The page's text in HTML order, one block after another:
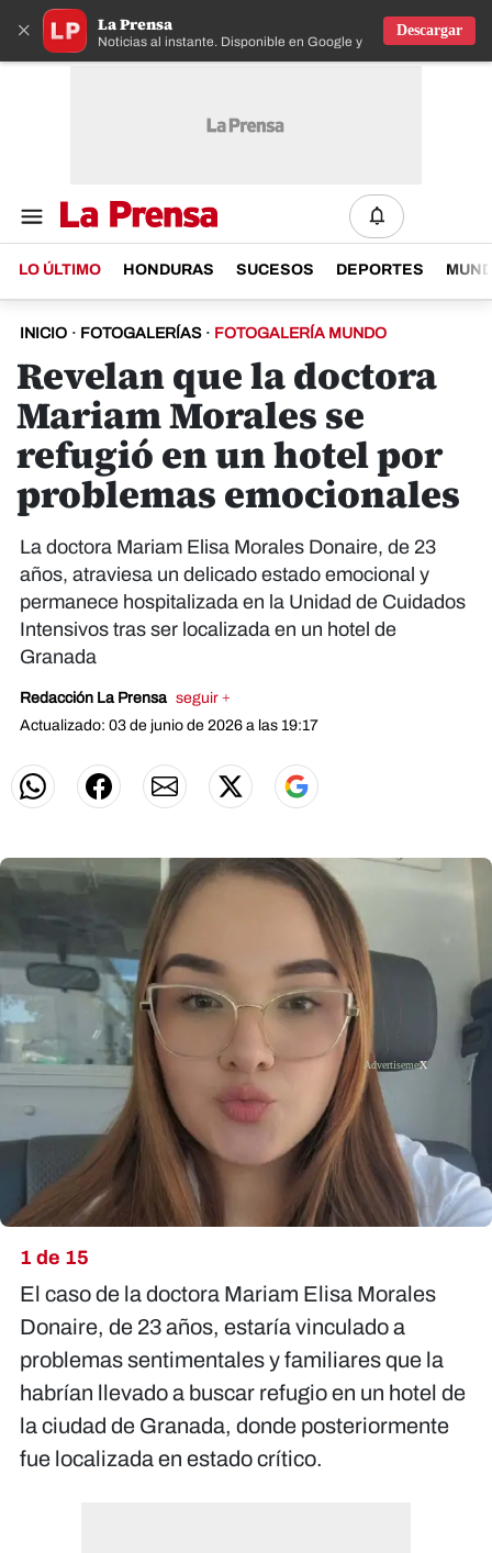
× La Prensa
Noticias al instante. Disponible en Google y IOS
Descargar
LO ÚLTIMO HONDURAS SUCESOS DEPORTES
INICIO · FOTOGALERÍAS · FOTOGALERÍA MUNDO
Revelan que la doctora
Mariam Morales se
refugió en un hotel por
problemas emocionales
La doctora Mariam Elisa Morales Donaire, de 23
años, atraviesa un delicado estado emocional y
permanece hospitalizada en la Unidad de Cuidados
Intensivos tras ser localizada en un hotel de
Granada
Redacción La Prensa seguir +
Actualizado: 03 de junio de 2026 a las 19:17
1 de 15
El caso de la doctora Mariam Elisa Morales
Donaire, de 23 años, estaría vinculado a
problemas sentimentales y familiares que la
habrían llevado a buscar refugio en un hotel de
la ciudad de Granada, donde posteriormente
fue localizada en estado crítico.
X